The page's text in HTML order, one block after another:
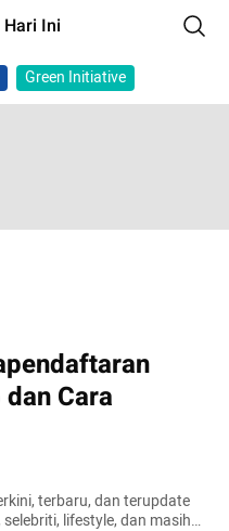
Ini
Green Initiative
Cara
terbaru, dan terupdate
lifestyle, dan masih